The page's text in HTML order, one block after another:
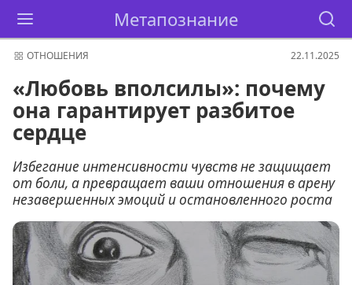
Метапознание
ОТНОШЕНИЯ 22.11.2025
«Любовь вполсилы»: почему
она гарантирует разбитое
сердце
Избегание интенсивности чувств не защищает
от боли, а превращает ваши отношения в арену
незавершенных эмоций и остановленного роста